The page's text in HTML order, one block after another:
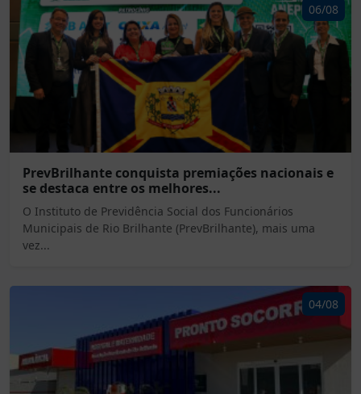
06/08
PrevBrilhante conquista premiações nacionais e
se destaca entre os melhores...
O Instituto de Previdência Social dos Funcionários
Municipais de Rio Brilhante (PrevBrilhante), mais uma
vez...
04/08